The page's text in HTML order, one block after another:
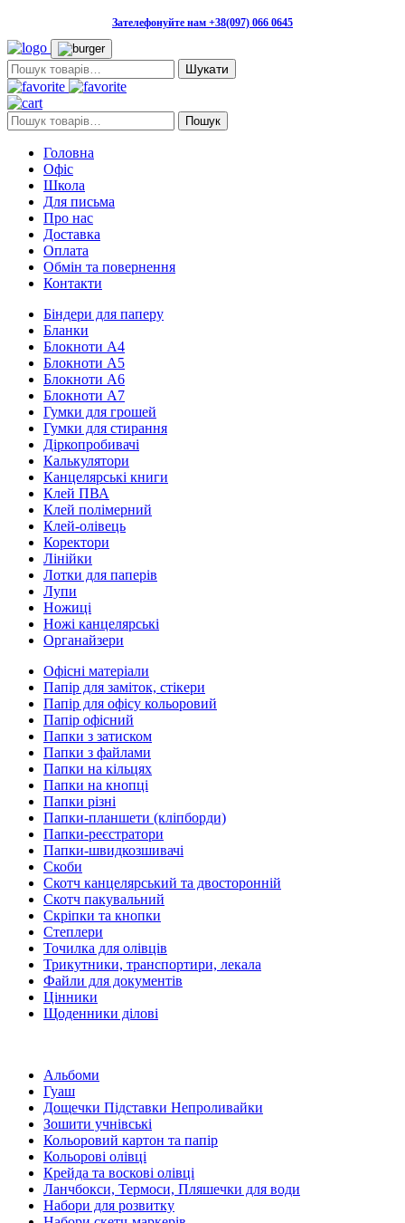
Зателефонуйте нам +38(097) 066 0645
Пошук:
Пошук: Пошук
Головна
Офіс
Школа
Для письма
Про нас
Доставка
Оплата
Обмін та повернення
Контакти
Біндери для паперу
Бланки
Блокноти А4
Блокноти А5
Блокноти А6
Блокноти А7
Гумки для грошей
Гумки для стирання
Діркопробивачі
Калькулятори
Канцелярські книги
Клей ПВА
Клей полімерний
Клей-олівець
Коректори
Лінійки
Лотки для паперів
Лупи
Ножиці
Ножі канцелярські
Органайзери
Офісні матеріали
Папір для заміток, стікери
Папір для офісу кольоровий
Папір офісний
Папки з затиском
Папки з файлами
Папки на кільцях
Папки на кнопці
Папки різні
Папки-планшети (кліпборди)
Папки-реєстратори
Папки-швидкозшивачі
Скоби
Скотч канцелярський та двосторонній
Скотч пакувальний
Скріпки та кнопки
Степлери
Точилка для олівців
Трикутники, транспортири, лекала
Файли для документів
Цінники
Щоденники ділові
Альбоми
Гуаш
Дощечки Підставки Непроливайки
Зошити учнівські
Кольоровий картон та папір
Кольорові олівці
Крейда та воскові олівці
Ланчбокси, Термоси, Пляшечки для води
Набори для розвитку